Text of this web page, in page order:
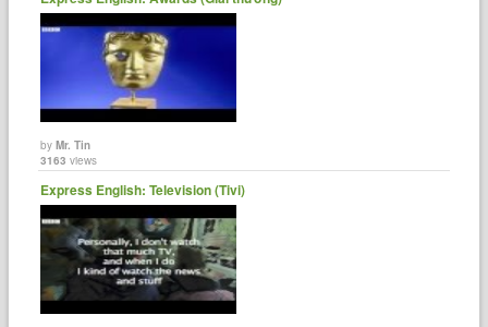
byMr. Tin
3163 views
Express English: Television (Tivi)